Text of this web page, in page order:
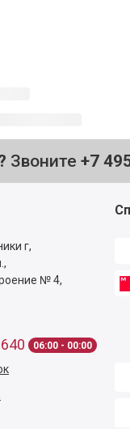
Звоните +7
г,
,
№ 4,
06:00 - 00:00